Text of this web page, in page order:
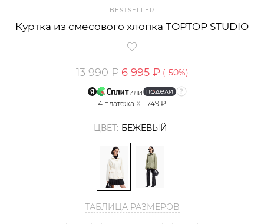
BESTSELLER
Куртка из смесового хлопка TOPTOP STUDIO
13 990 ₽ 6 995 ₽ (-50%)
или
4 платежа X 1 749 ₽
ЦВЕТ: БЕЖЕВЫЙ
ТАБЛИЦА РАЗМЕРОВ